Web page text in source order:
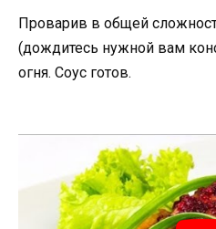
Проварив в общей
(дождитесь нужной вам
огня. Соус готов.